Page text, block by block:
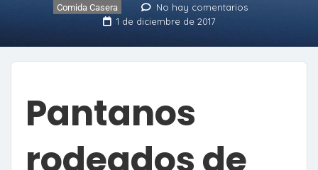
Comida Casera
No hay comentarios
1 de diciembre de 2017
Pantanos
rodeados de